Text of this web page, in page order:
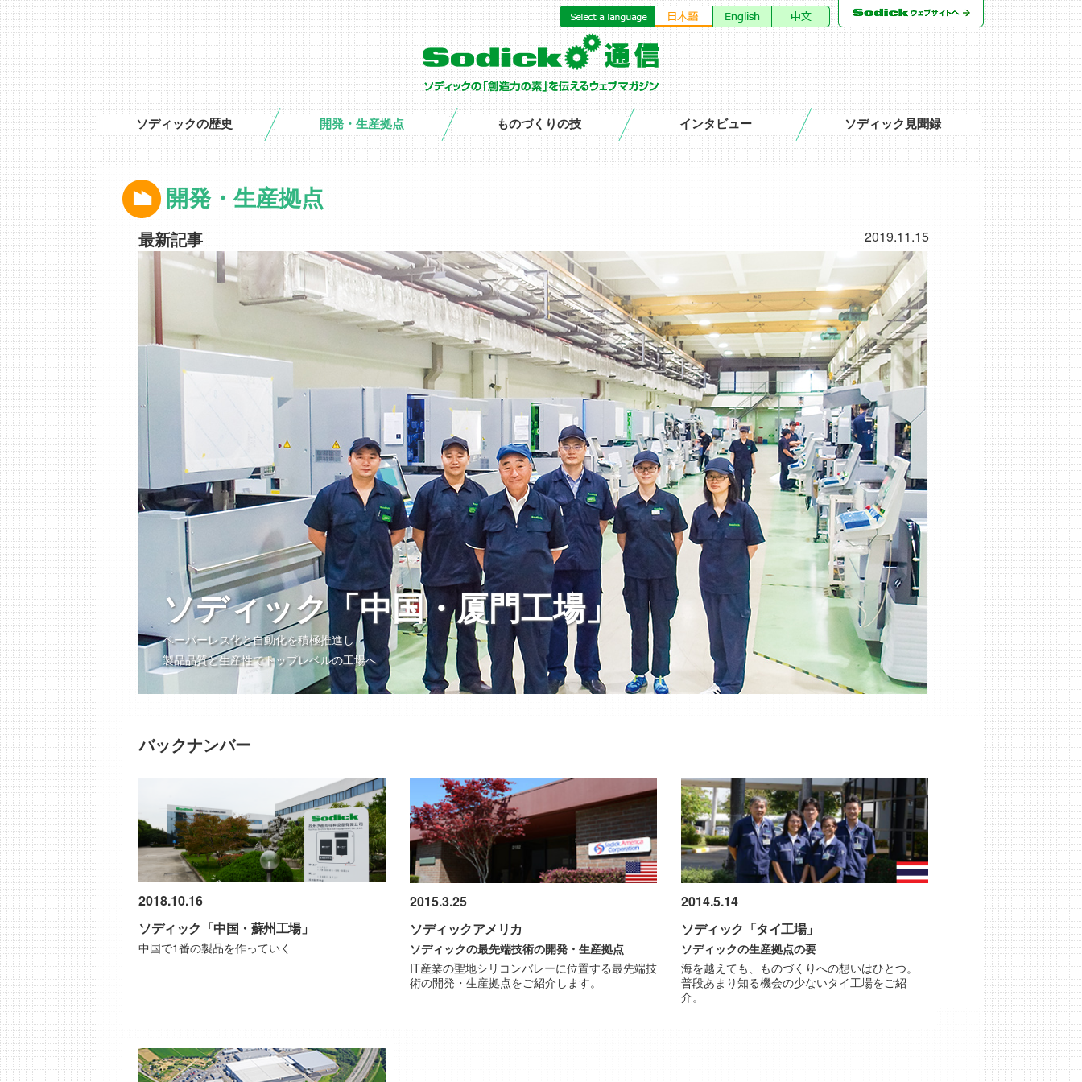
ソディックの歴史 開発・生産拠点 ものづくりの技 インタビュー ソディック見聞録
開発・生産拠点
最新記事 2019.11.15
ソディック「中国・厦門工場」
ペーパーレス化と自動化を積極推進し
製品品質と生産性でトップレベルの工場へ
バックナンバー
2018.10.16
ソディック「中国・蘇州工場」
中国で1番の製品を作っていく
2015.3.25
ソディックアメリカ
ソディックの最先端技術の開発・生産拠点
IT産業の聖地シリコンバレーに位置する最先端技
術の開発・生産拠点をご紹介します。
2014.5.14
ソディック「タイ工場」
ソディックの生産拠点の要
海を越えても、ものづくりへの想いはひとつ。
普段あまり知る機会の少ないタイ工場をご紹
介。